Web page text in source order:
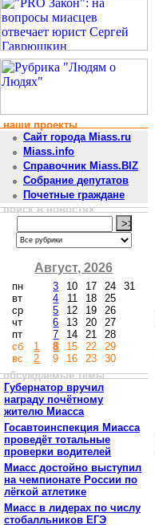
наши проекты
Сайт города Miass.ru
Miass.info
Справочник Miass.BIZ
Собрание депутатов
Почетные граждане
поиск в новостях
Август, 2026
пн
вт
ср
чт
пт
сб
вс
1
2
3
4
5
6
7
8
9
10
11
12
13
14
15
16
17
18
19
20
21
22
23
24
25
26
27
28
29
30
31
обсуждаемые темы
Губернатор вручил
награду почётному
жителю Миасса
Госавтоинспекция Миасса
проведёт тотальные
проверки водителей
Миасс достойно выступил
на чемпионате России по
лёгкой атлетике
Миасс в лидерах по числу
стобалльников ЕГЭ